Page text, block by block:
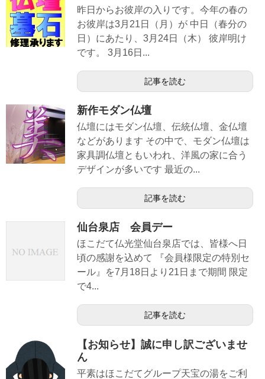
昨日からお彼岸の入りです。今年の春の
お彼岸は3月21日（月）が 中日（春分の
日）にあたり、3月24日（木） 彼岸明け
です。 3月16日...
記事を読む
新作モダン仏壇
仏壇にはモダン仏壇、伝統仏壇、金仏壇
などがあります その中で、モダン仏壇は
家具調仏壇ともいわれ、洋風の家に合う
デザインが多いです 最近の...
記事を読む
仙台泉店 会員デー
ほこだて仏光堂仙台泉店では、皆様へ日
頃の感謝を込めて 『会員様限定の特別セ
ール』を7月18日より21日まで期間 限定
で4...
記事を読む
【お知らせ】誠に申し訳ございませ
ん
平素はほこだてグループ天宝の湯をご利